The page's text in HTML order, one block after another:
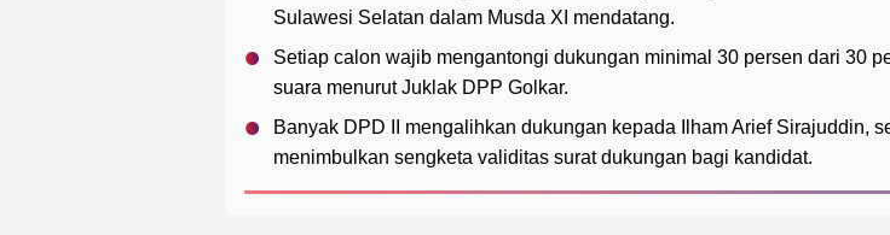
Sulawesi Selatan dalam Musda XI mendatang.
Setiap calon wajib mengantongi dukungan minimal 30 persen dari 30
suara menurut Juklak DPP Golkar.
Banyak DPD II mengalihkan dukungan kepada Ilham Arief Sirajuddin,
menimbulkan sengketa validitas surat dukungan bagi kandidat.